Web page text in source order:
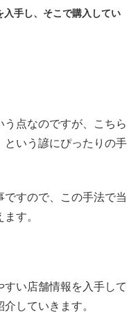
手し、そこで購入してい
点なのですが、こちら
という諺にぴったりの手
すので、この手法で当
す。
い店舗情報を入手して
していきます。